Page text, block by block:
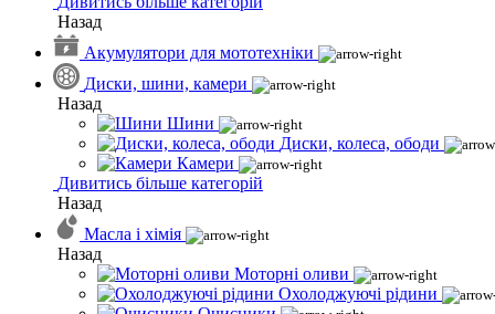
Назад
Акумулятори для мототехніки
Диски, шини, камери
Назад
Шини
Диски, колеса, ободи
Камери
Дивитись більше категорій
Назад
Масла і хімія
Назад
Моторні оливи
Охолоджуючі рідини